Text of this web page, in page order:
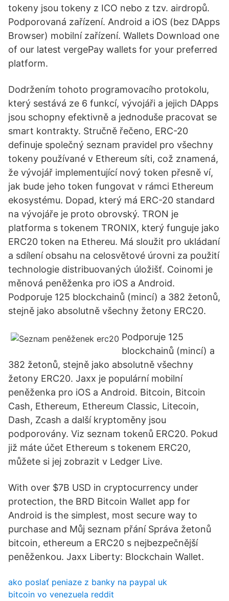
tokeny jsou tokeny z ICO nebo z tzv. airdropů.
Podporovaná zařízení. Android a iOS (bez DApps
Browser) mobilní zařízení. Wallets Download one
of our latest vergePay wallets for your preferred
platform.
Dodržením tohoto programovacího protokolu,
který sestává ze 6 funkcí, vývojáři a jejich DApps
jsou schopny efektivně a jednoduše pracovat se
smart kontrakty. Stručně řečeno, ERC-20
definuje společný seznam pravidel pro všechny
tokeny používané v Ethereum síti, což znamená,
že vývojář implementující nový token přesně ví,
jak bude jeho token fungovat v rámci Ethereum
ekosystému. Dopad, který má ERC-20 standard
na vývojáře je proto obrovský. TRON je
platforma s tokenem TRONIX, který funguje jako
ERC20 token na Ethereu. Má sloužit pro ukládaní
a sdílení obsahu na celosvětové úrovni za použití
technologie distribuovaných úložišť. Coinomi je
měnová peněženka pro iOS a Android.
Podporuje 125 blockchainů (mincí) a 382 žetonů,
stejně jako absolutně všechny žetony ERC20.
Podporuje 125
blockchainů (mincí) a
382 žetonů, stejně jako absolutně všechny
žetony ERC20. Jaxx je populární mobilní
peněženka pro iOS a Android. Bitcoin, Bitcoin
Cash, Ethereum, Ethereum Classic, Litecoin,
Dash, Zcash a další kryptoměny jsou
podporovány. Viz seznam tokenů ERC20. Pokud
již máte účet Ethereum s tokenem ERC20,
můžete si jej zobrazit v Ledger Live.
With over $7B USD in cryptocurrency under
protection, the BRD Bitcoin Wallet app for
Android is the simplest, most secure way to
purchase and Můj seznam přání Správa žetonů
bitcoin, ethereum a ERC20 s nejbezpečnější
peněženkou. Jaxx Liberty: Blockchain Wallet.
ako poslať peniaze z banky na paypal uk
bitcoin vo venezuela reddit